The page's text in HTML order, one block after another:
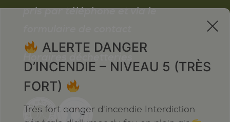
pris par téléphone et via le
Horaires déchetteries
x
ALERTE DANGER
D’INCENDIE – NIVEAU 5 (TRÈS
FORT)
Très fort danger d'incendie Interdiction